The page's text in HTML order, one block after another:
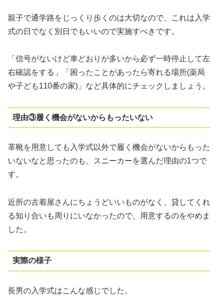
親子で通学路をじっくり歩くのは大切なので、これは入学
式の日でなく別日でもいいので実施すべきです。
「信号がないけど車どおりが多いから必ず一時停止して左
右確認をする」「困ったことがあったら寄れる場所(薬局
や子ども110番の家)」など具体的にチェックしましょう。
理由③履く機会がないからもったいない
革靴を用意しても入学式以外で履く機会がないからもった
いないなと思ったのも、スニーカーを選んだ理由の1つで
す。
近所の古着屋さんにちょうどいいものがなく、貸してくれ
る知り合いも周りにいなかったので、用意するのをやめま
した。
実際の様子
長男の入学式はこんな感じでした。